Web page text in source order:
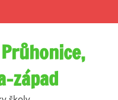
západ